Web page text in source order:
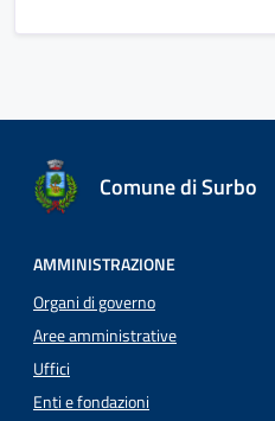
Comune di Surbo
AMMINISTRAZIONE
Organi di governo
Aree amministrative
Uffici
Enti e fondazioni